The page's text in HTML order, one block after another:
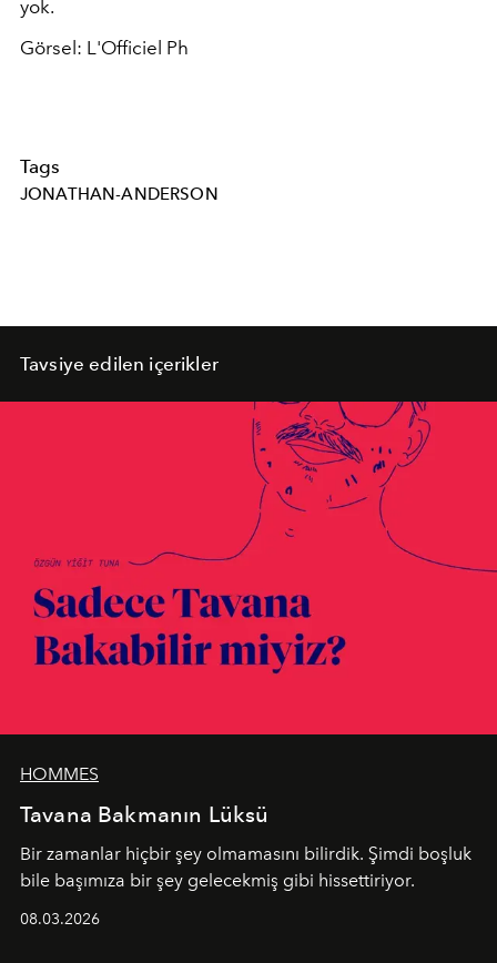
yok.
Görsel: L'Officiel Ph
Tags
JONATHAN-ANDERSON
Tavsiye edilen içerikler
HOMMES
Tavana Bakmanın Lüksü
Bir zamanlar hiçbir şey olmamasını bilirdik. Şimdi boşluk
bile başımıza bir şey gelecekmiş gibi hissettiriyor.
08.03.2026